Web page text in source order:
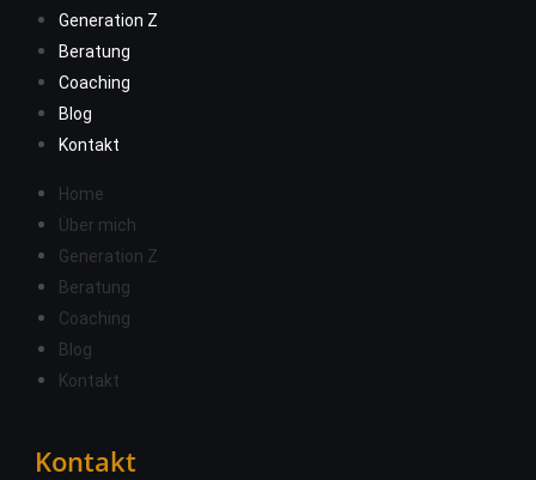
Generation Z
Beratung
Coaching
Blog
Kontakt
Home
Über mich
Generation Z
Beratung
Coaching
Blog
Kontakt
Kontakt